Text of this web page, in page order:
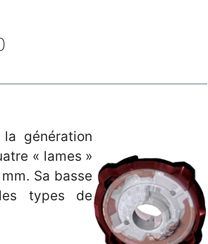
génération
« lames »
Sa basse
types de